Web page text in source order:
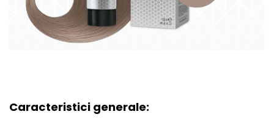
Caracteristici generale: